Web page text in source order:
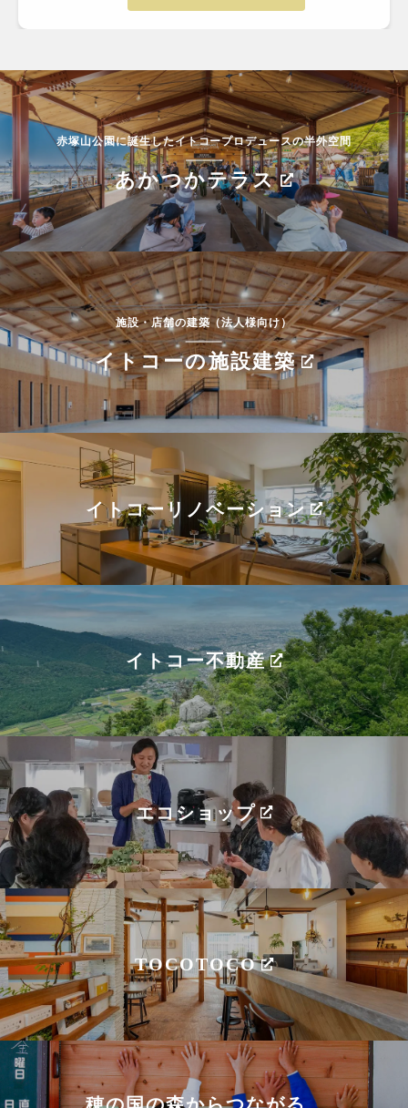
赤塚山公園に誕生したイトコープロデュースの半外空間
あかつかテラス
施設・店舗の建築（法人様向け）
イトコーの施設建築
イトコーリノベーション
イトコー不動産
エコショップ
TOCOTOCO